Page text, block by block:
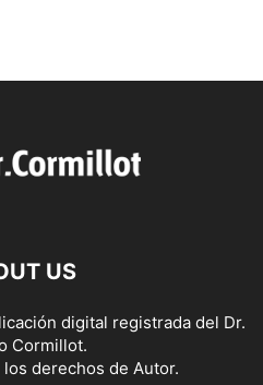
US
digital registrada del Dr.
Cormillot.
derechos de Autor.